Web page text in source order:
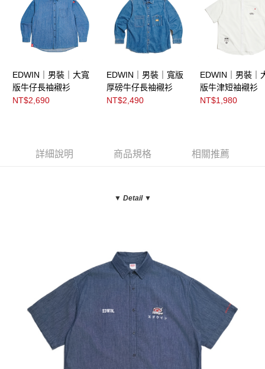
EDWIN｜男裝｜大寬
版牛仔長袖襯衫
NT$2,690
EDWIN｜男裝｜寬版
厚磅牛仔長袖襯衫
NT$2,490
EDWIN｜男裝｜
版牛津短袖襯衫
NT$1,980
詳細說明 商品規格 相關推薦
▼ Detail ▼